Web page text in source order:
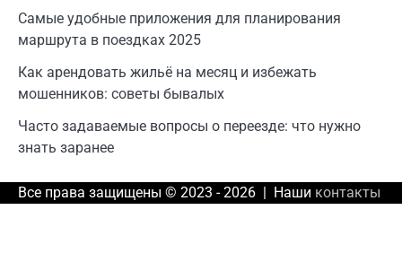
Самые удобные приложения для планирования
маршрута в поездках 2025
Как арендовать жильё на месяц и избежать
мошенников: советы бывалых
Часто задаваемые вопросы о переезде: что нужно
знать заранее
Все права защищены © 2023 - 2026 | Наши контакты